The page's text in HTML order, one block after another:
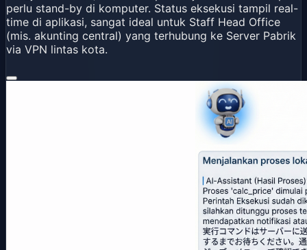
perlu stand-by di komputer. Status eksekusi tampil real-
time di aplikasi, sangat ideal untuk Staff Head Office
(mis. akunting central) yang terhubung ke Server Pabrik
via VPN lintas kota.